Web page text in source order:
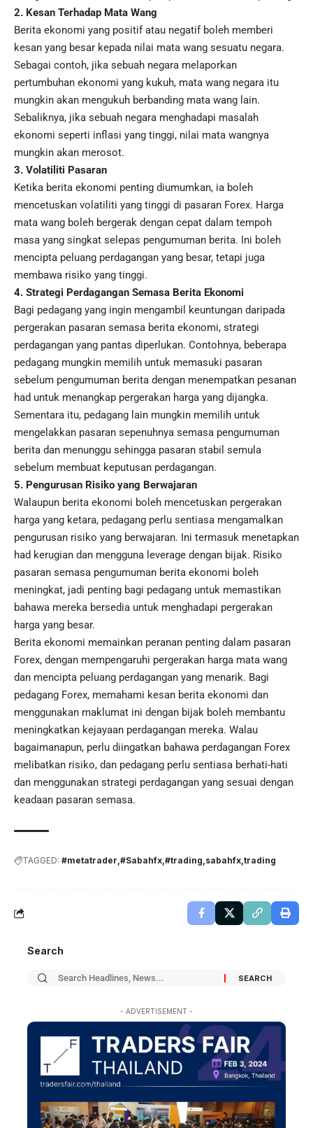
2. Kesan Terhadap Mata Wang
Berita ekonomi yang positif atau negatif boleh memberi
kesan yang besar kepada nilai mata wang sesuatu negara.
Sebagai contoh, jika sebuah negara melaporkan
pertumbuhan ekonomi yang kukuh, mata wang negara itu
mungkin akan mengukuh berbanding mata wang lain.
Sebaliknya, jika sebuah negara menghadapi masalah
ekonomi seperti inflasi yang tinggi, nilai mata wangnya
mungkin akan merosot.
3. Volatiliti Pasaran
Ketika berita ekonomi penting diumumkan, ia boleh
mencetuskan volatiliti yang tinggi di pasaran Forex. Harga
mata wang boleh bergerak dengan cepat dalam tempoh
masa yang singkat selepas pengumuman berita. Ini boleh
mencipta peluang perdagangan yang besar, tetapi juga
membawa risiko yang tinggi.
4. Strategi Perdagangan Semasa Berita Ekonomi
Bagi pedagang yang ingin mengambil keuntungan daripada
pergerakan pasaran semasa berita ekonomi, strategi
perdagangan yang pantas diperlukan. Contohnya, beberapa
pedagang mungkin memilih untuk memasuki pasaran
sebelum pengumuman berita dengan menempatkan pesanan
had untuk menangkap pergerakan harga yang dijangka.
Sementara itu, pedagang lain mungkin memilih untuk
mengelakkan pasaran sepenuhnya semasa pengumuman
berita dan menunggu sehingga pasaran stabil semula
sebelum membuat keputusan perdagangan.
5. Pengurusan Risiko yang Berwajaran
Walaupun berita ekonomi boleh mencetuskan pergerakan
harga yang ketara, pedagang perlu sentiasa mengamalkan
pengurusan risiko yang berwajaran. Ini termasuk menetapkan
had kerugian dan mengguna leverage dengan bijak. Risiko
pasaran semasa pengumuman berita ekonomi boleh
meningkat, jadi penting bagi pedagang untuk memastikan
bahawa mereka bersedia untuk menghadapi pergerakan
harga yang besar.
Berita ekonomi memainkan peranan penting dalam pasaran
Forex, dengan mempengaruhi pergerakan harga mata wang
dan mencipta peluang perdagangan yang menarik. Bagi
pedagang Forex, memahami kesan berita ekonomi dan
menggunakan maklumat ini dengan bijak boleh membantu
meningkatkan kejayaan perdagangan mereka. Walau
bagaimanapun, perlu diingatkan bahawa perdagangan Forex
melibatkan risiko, dan pedagang perlu sentiasa berhati-hati
dan menggunakan strategi perdagangan yang sesuai dengan
keadaan pasaran semasa.
TAGGED: #metatrader #Sabahfx #trading sabahfx trading
Search
- ADVERTISEMENT -